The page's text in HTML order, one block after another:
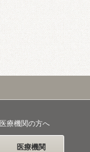
医療機関の方へ
医療機関